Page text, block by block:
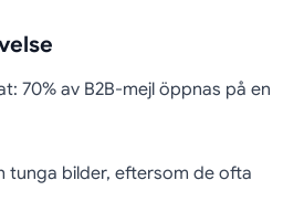
70% av B2B-mejl öppnas på en
tunga bilder, eftersom de ofta